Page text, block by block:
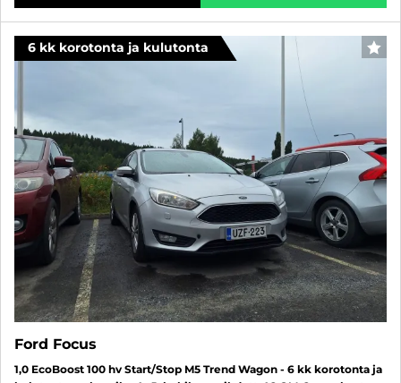
6 kk korotonta ja kulutonta
Ford Focus
1,0 EcoBoost 100 hv Start/Stop M5 Trend Wagon - 6 kk korotonta ja